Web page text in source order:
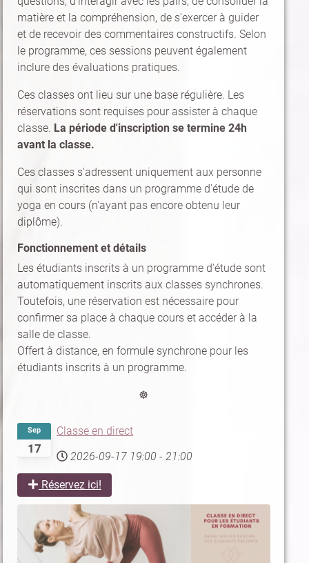
matière et la compréhension, de s'exercer à guider
et de recevoir des commentaires constructifs. Selon
le programme, ces sessions peuvent également
inclure des évaluations pratiques.
Ces classes ont lieu sur une base régulière. Les
réservations sont requises pour assister à chaque
classe. La période d'inscription se termine 24h
avant la classe.
Ces classes s'adressent uniquement aux personne
qui sont inscrites dans un programme d'étude de
yoga en cours (n'ayant pas encore obtenu leur
diplôme).
Fonctionnement et détails
Les étudiants inscrits à un programme d'étude sont
automatiquement inscrits aux classes synchrones.
Toutefois, une réservation est nécessaire pour
confirmer sa place à chaque cours et accéder à la
salle de classe.
Offert à distance, en formule synchrone pour les
étudiants inscrits à un programme.
☸
17
Sep
Classe en direct
2026-09-17 19:00 - 21:00
Réservez ici!